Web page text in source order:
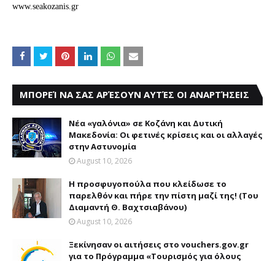
www.seakozanis.gr
ΜΠΟΡΕΊ ΝΑ ΣΑΣ ΑΡΈΣΟΥΝ ΑΥΤΈΣ ΟΙ ΑΝΑΡΤΉΣΕΙΣ
Νέα «γαλόνια» σε Κοζάνη και Δυτική
Μακεδονία: Οι φετινές κρίσεις και οι αλλαγές
στην Αστυνομία
August 10, 2026
Η προσφυγοπούλα που κλείδωσε το
παρελθόν και πήρε την πίστη μαζί της! (Του
Διαμαντή Θ. Βαχτσιαβάνου)
August 10, 2026
Ξεκίνησαν οι αιτήσεις στο vouchers.gov.gr
για το Πρόγραμμα «Τουρισμός για όλους